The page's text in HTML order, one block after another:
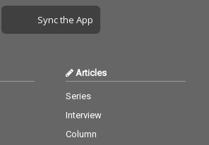
Sync the App
Articles
Series
Interview
Column